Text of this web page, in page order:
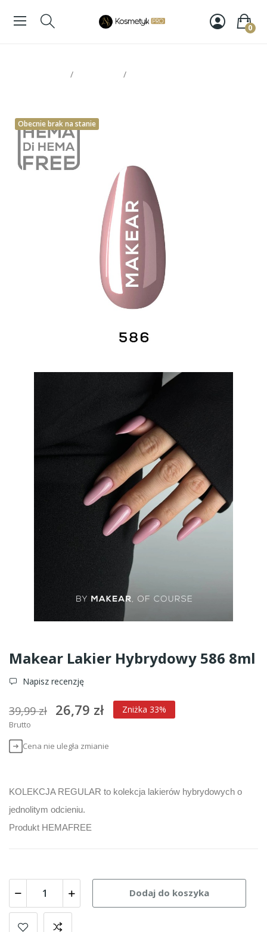
0
Obecnie brak na stanie
Makear Lakier Hybrydowy 586 8ml
Napisz recenzję
39,99 zł 26,79 zł Zniżka 33%
Brutto
Cena nie uległa zmianie
KOLEKCJA REGULAR to kolekcja lakierów hybrydowych o
jednolitym odcieniu.
Produkt HEMAFREE
Dodaj do koszyka